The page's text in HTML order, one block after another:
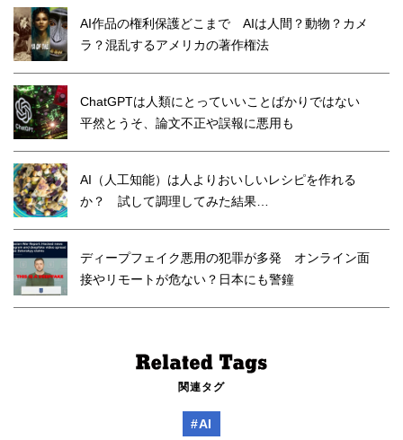
AI作品の権利保護どこまで AIは人間？動物？カメ
ラ？混乱するアメリカの著作権法
ChatGPTは人類にとっていいことばかりではない
平然とうそ、論文不正や誤報に悪用も
AI（人工知能）は人よりおいしいレシピを作れる
か？ 試して調理してみた結果…
ディープフェイク悪用の犯罪が多発 オンライン面
接やリモートが危ない？日本にも警鐘
関連タグ
#AI